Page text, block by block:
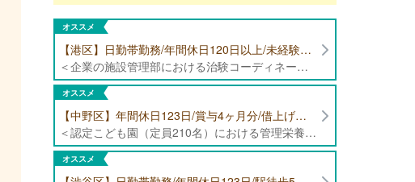
オススメ
【港区】日勤帯勤務/年間休日120日以上/未経験者歓迎/健康食品の臨床試験に携わる管理栄養士・栄養士の治験コーディネーター募集！
＜企業の施設管理部における治験コーディネーター業務全般＞ ・健康食品の臨床試験に伴う指導 ・スケジュール調整等の被験者管理 ・データ収集、書類作成 ・医療機関にて被験者への説明や誘導 ・栄養指導、栄養計算
オススメ
【中野区】年間休日123日/賞与4ヶ月分/借上げ住宅制度あり 認定こども園（定員210名）にて管理栄養士・栄養士募集！
＜認定こども園（定員210名）における管理栄養士・栄養士業務全般＞ ・管理栄養士、栄養士業務全般
オススメ